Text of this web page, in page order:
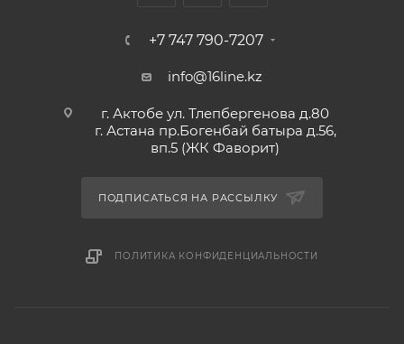
+7 747 790-7207
info@16line.kz
г. Актобе ул. Тлепбергенова д.80
г. Астана пр.Богенбай батыра д.56,
вп.5 (ЖК Фаворит)
ПОДПИСАТЬСЯ НА РАССЫЛКУ
ПОЛИТИКА КОНФИДЕНЦИАЛЬНОСТИ